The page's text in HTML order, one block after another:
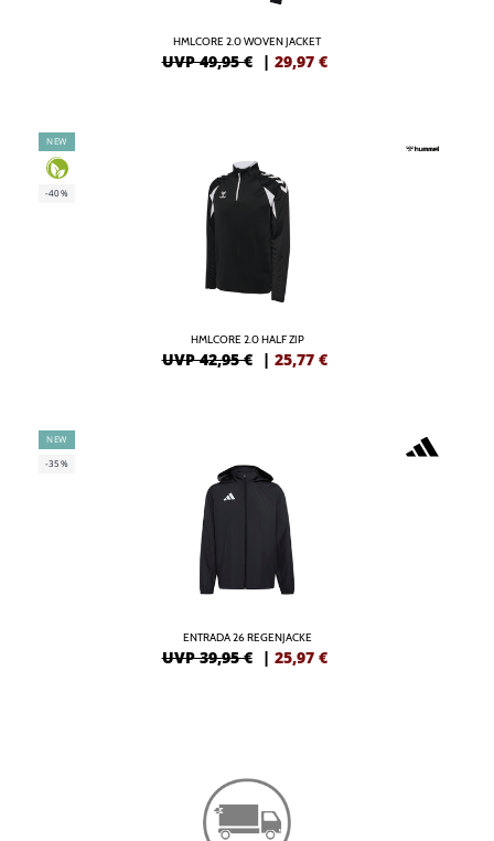
HMLCORE 2.0 WOVEN JACKET
UVP 49,95 € | 29,97 €
NEW
-40%
HMLCORE 2.0 HALF ZIP
UVP 42,95 € | 25,77 €
NEW
-35%
ENTRADA 26 REGENJACKE
UVP 39,95 € | 25,97 €